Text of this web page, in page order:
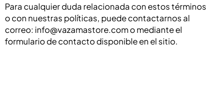
Para cualquier duda relacionada con estos términos
o con nuestras políticas, puede contactarnos al
correo: info@vazamastore.com o mediante el
formulario de contacto disponible en el sitio.